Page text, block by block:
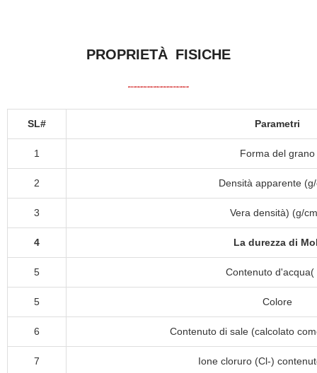
PROPRIETÀ FISICHE
SL# Parametri
1 Forma del grano
2 Densità apparente (g/
3 Vera densità) (g/
4 La durezza di
5 Contenuto d'acqua(
5 Colore
6 Contenuto di sale (calcolato
7 Ione cloruro (Cl-)